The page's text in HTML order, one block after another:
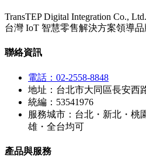
TransTEP Digital Integration Co., Ltd.
台灣 IoT 智慧零售解決方案領導品
聯絡資訊
電話：02-2558-8848
地址：台北市大同區長安西
統編：53541976
服務城市：台北・新北・桃
雄・全台均可
產品與服務